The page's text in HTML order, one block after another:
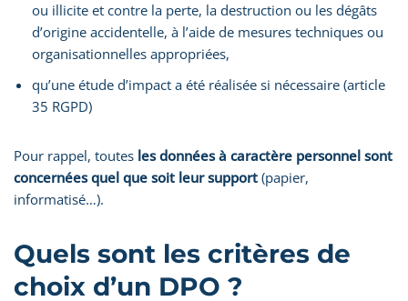
ou illicite et contre la perte, la destruction ou les dégâts
d’origine accidentelle, à l’aide de mesures techniques ou
organisationnelles appropriées,
qu’une étude d’impact a été réalisée si nécessaire (article
35 RGPD)
Pour rappel, toutes les données à caractère personnel sont
concernées quel que soit leur support (papier,
informatisé…).
Quels sont les critères de
choix d’un DPO ?